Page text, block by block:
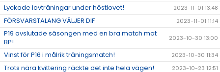
Lyckade lovträningar under höstlovet! 2023-11-01 13:48
FÖRSVARSTALANG VÄLJER DIF 2023-11-01 11:14
P19 avslutade säsongen med en bra match mot
BP!
2023-10-30 13:00
Vinst för P16 i målrik träningsmatch! 2023-10-30 11:34
Trots nära kvittering räckte det inte hela vägen! 2023-10-23 12:51